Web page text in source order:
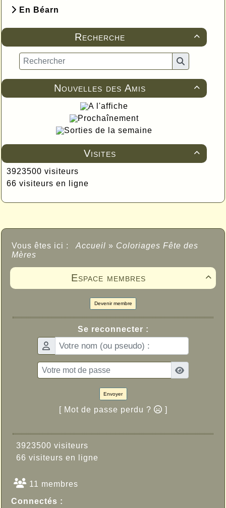
En Béarn

Recherche

Nouvelles des Amis
A l'affiche
Prochaînement
Sorties de la semaine

Visites
3923500 visiteurs
66 visiteurs en ligne
Vous êtes ici : Accueil » Coloriages Fête des
Mères

Espace membres
Devenir membre
Se reconnecter :
Envoyer
[ Mot de passe perdu ? ]
3923500 visiteurs
66 visiteurs en ligne
11 membres
Connectés :